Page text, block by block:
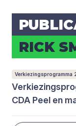
RICK
Verkiezingsprogramma
CDA Peel en